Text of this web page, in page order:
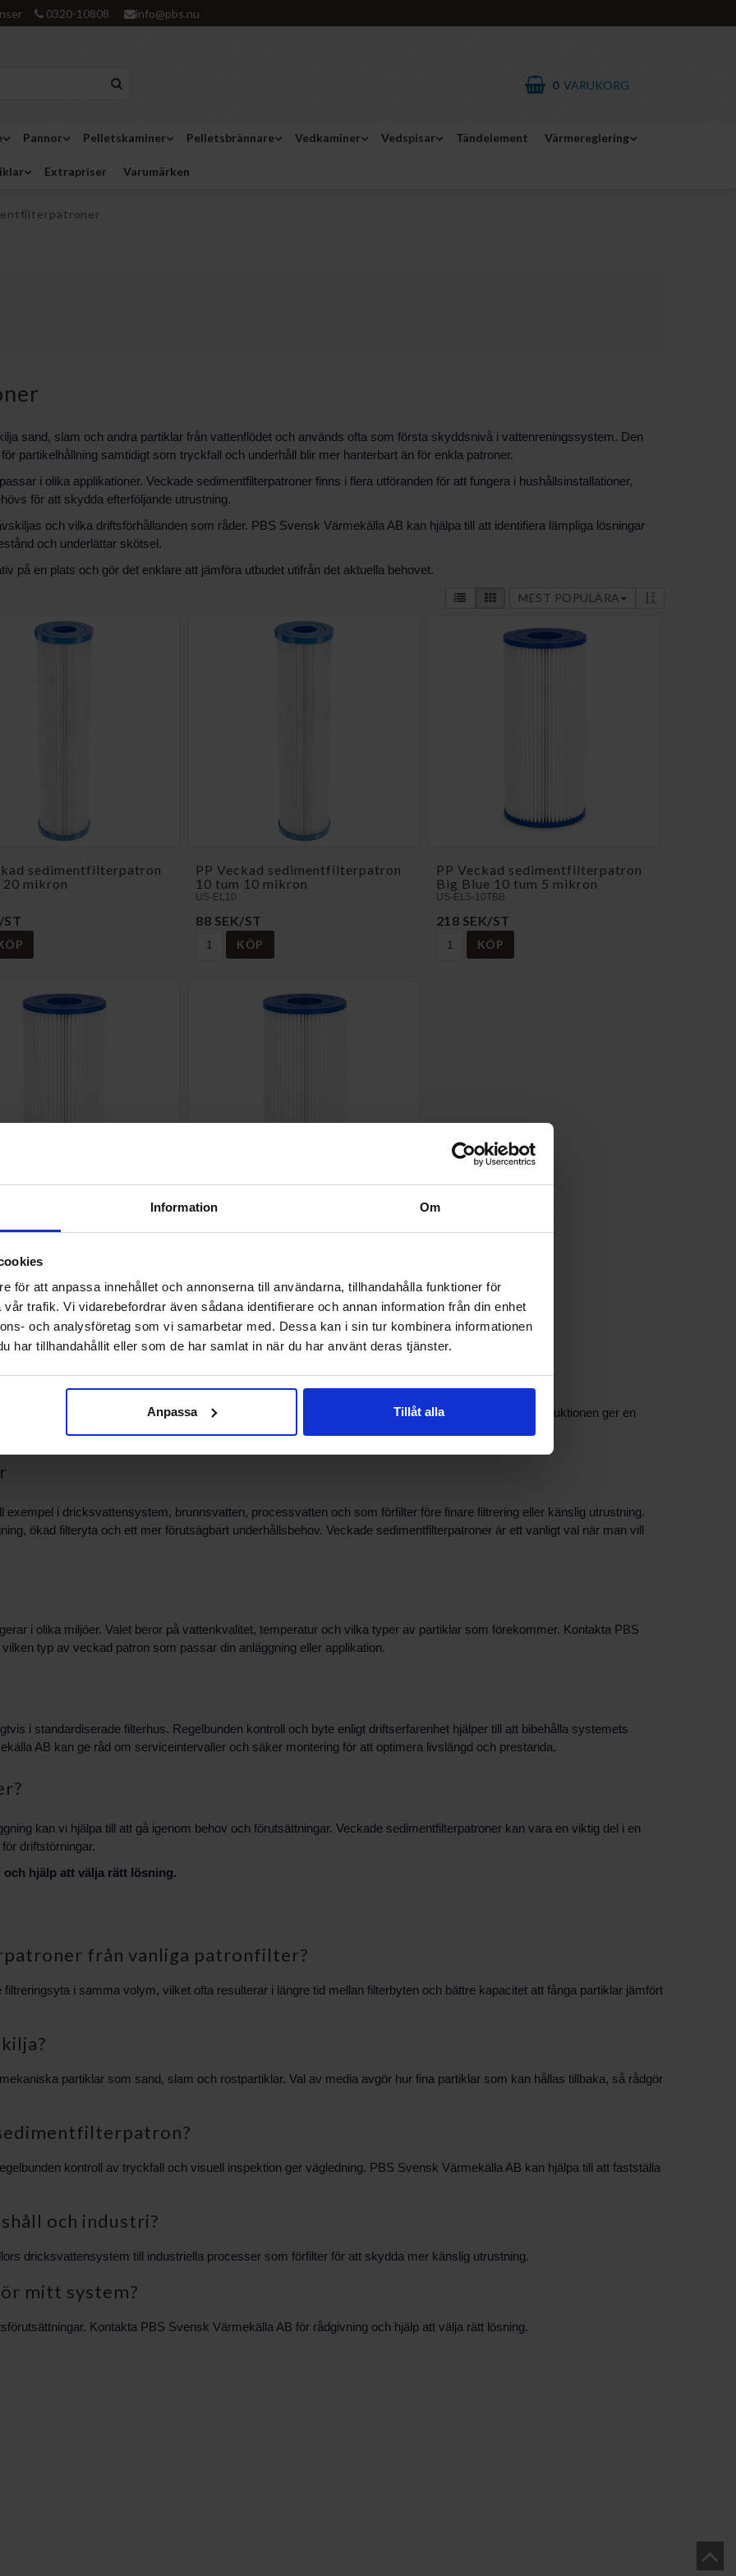
Information Om
för att anpassa innehållet och annonserna till användarna, tillhandahålla funktioner för
trafik. Vi vidarebefordrar även sådana identifierare och annan information från din enhet
och analysföretag som vi samarbetar med. Dessa kan i sin tur kombinera informationen
har tillhandahållit eller som de har samlat in när du har använt deras tjänster.
Anpassa Tillåt alla
0320-10808 info@pbs.nu
0 VARUKORG
Pannor Pelletskaminer Pelletsbrännare Vedkaminer Vedspisar Tändelement Värmereglering
Extrapriser Varumärken
sand, slam och andra partiklar från vattenflödet och används ofta som första skyddsnivå i vattenreningssystem. Den
partikelhållning samtidigt som tryckfall och underhåll blir mer hanterbart än för enkla patroner.
i olika applikationer. Veckade sedimentfilterpatroner finns i flera utföranden för att fungera i hushållsinstallationer,
för att skydda efterföljande utrustning.
och vilka driftsförhållanden som råder. PBS Svensk Värmekälla AB kan hjälpa till att identifiera lämpliga lösningar
och underlättar skötsel.
på en plats och gör det enklare att jämföra utbudet utifrån det aktuella behovet.
MEST POPULÄRA
sedimentfilterpatron
20 mikron
ST
PP Veckad sedimentfilterpatron
10 tum 10 mikron
US-EL10
88 SEK/ST
KÖP
PP Veckad sedimentfilterpatron
Big Blue 10 tum 5 mikron
US-EL5-10TBB
218 SEK/ST
KÖP
sedimentfilterpatron
ST
PP Veckad sedimentfilterpatron
435 SEK/ST
KÖP
filtermedia som ökar ytan för partikeluppsamling utan att kräva större filterhus. Den veckade konstruktionen ger en
till längre drifttid mellan byten och enklare skötsel i vanliga system.
i dricksvattensystem, brunnsvatten, processvatten och som förfilter före finare filtrering eller känslig utrustning.
ökad filteryta och ett mer förutsägbart underhållsbehov. Veckade sedimentfilterpatroner är ett vanligt val när man vill
i olika miljöer. Valet beror på vattenkvalitet, temperatur och vilka typer av partiklar som förekommer. Kontakta PBS
typ av veckad patron som passar din anläggning eller applikation.
i standardiserade filterhus. Regelbunden kontroll och byte enligt driftserfarenhet hjälper till att bibehålla systemets
AB kan ge råd om serviceintervaller och säker montering för att optimera livslängd och prestanda.
kan vi hjälpa till att gå igenom behov och förutsättningar. Veckade sedimentfilterpatroner kan vara en viktig del i en
driftstörningar.
hjälp att välja rätt lösning.
från vanliga patronfilter?
i samma volym, vilket ofta resulterar i längre tid mellan filterbyten och bättre kapacitet att fånga partiklar jämfört
partiklar som sand, slam och rostpartiklar. Val av media avgör hur fina partiklar som kan hållas tillbaka, så rådgör
kontroll av tryckfall och visuell inspektion ger vägledning. PBS Svensk Värmekälla AB kan hjälpa till att fastställa
och industri?
dricksvattensystem till industriella processer som förfilter för att skydda mer känslig utrustning.
mitt system?
Kontakta PBS Svensk Värmekälla AB för rådgivning och hjälp att välja rätt lösning.